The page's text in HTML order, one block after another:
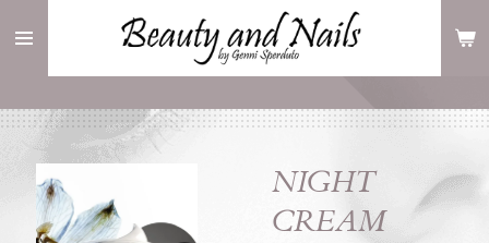
Hauptinhalt
NIGHT
CREAM